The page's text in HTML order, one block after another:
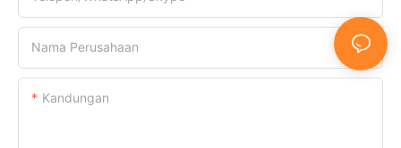
Nama Perusahaan
Kandungan